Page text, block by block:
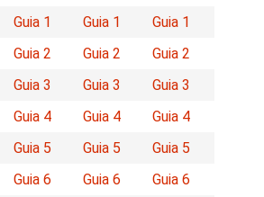
Guia 1 Guia 1
Guia 1
Guia 2 Guia 2
Guia 2
Guia 3 Guia 3
Guia 3
Guia 4 Guia 4
Guia 4
Guia 5 Guia 5
Guia 5
Guia 6 Guia 6 Guia 6